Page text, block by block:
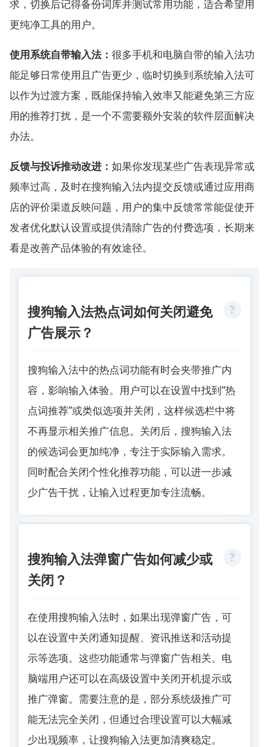
求，切换后记得备份词库并测试常用功能，适合希望用
更纯净工具的用户。
使用系统自带输入法： 很多手机和电脑自带的输入法功
能足够日常使用且广告更少，临时切换到系统输入法可
以作为过渡方案，既能保持输入效率又能避免第三方应
用的推荐打扰，是一个不需要额外安装的软件层面解决
办法。
反馈与投诉推动改进： 如果你发现某些广告表现异常或
频率过高，及时在搜狗输入法内提交反馈或通过应用商
店的评价渠道反映问题，用户的集中反馈常常能促使开
发者优化默认设置或提供清除广告的付费选项，长期来
看是改善产品体验的有效途径。
搜狗输入法热点词如何关闭避免
广告展示？
搜狗输入法中的热点词功能有时会夹带推广内
容，影响输入体验。用户可以在设置中找到“热
点词推荐”或类似选项并关闭，这样候选栏中将
不再显示相关推广信息。关闭后，搜狗输入法
的候选词会更加纯净，专注于实际输入需求。
同时配合关闭个性化推荐功能，可以进一步减
少广告干扰，让输入过程更加专注流畅。
搜狗输入法弹窗广告如何减少或
关闭？
在使用搜狗输入法时，如果出现弹窗广告，可
以在设置中关闭通知提醒、资讯推送和活动提
示等选项。这些功能通常与弹窗广告相关。电
脑端用户还可以在高级设置中关闭开机提示或
推广弹窗。需要注意的是，部分系统级推广可
能无法完全关闭，但通过合理设置可以大幅减
少出现频率，让搜狗输入法更加清爽稳定。